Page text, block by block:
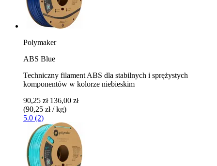
Polymaker
ABS Blue
Techniczny filament ABS dla stabilnych i sprężystych
komponentów w kolorze niebieskim
90,25 zł 136,00 zł
(90,25 zł / kg)
5.0 (2)